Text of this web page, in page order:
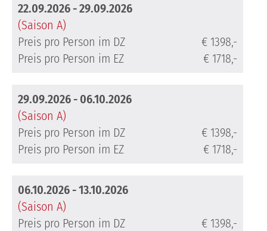
22.09.2026 - 29.09.2026
(Saison A)
Preis pro Person im DZ
€ 1398,-
Preis pro Person im EZ
€ 1718,-
29.09.2026 - 06.10.2026
(Saison A)
Preis pro Person im DZ
€ 1398,-
Preis pro Person im EZ
€ 1718,-
06.10.2026 - 13.10.2026
(Saison A)
Preis pro Person im DZ
€ 1398,-